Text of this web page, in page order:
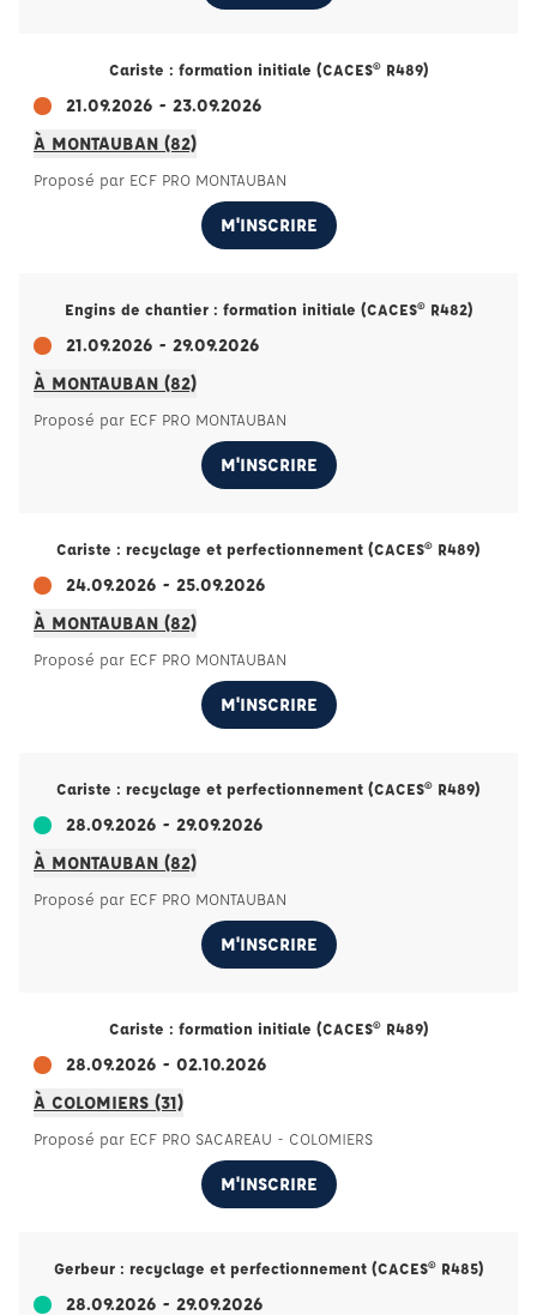
Cariste : formation initiale (CACES® R489)
21.09.2026 - 23.09.2026
À MONTAUBAN (82)
Proposé par ECF PRO MONTAUBAN
M'INSCRIRE
Engins de chantier : formation initiale (CACES® R482)
21.09.2026 - 29.09.2026
À MONTAUBAN (82)
Proposé par ECF PRO MONTAUBAN
M'INSCRIRE
Cariste : recyclage et perfectionnement (CACES® R489)
24.09.2026 - 25.09.2026
À MONTAUBAN (82)
Proposé par ECF PRO MONTAUBAN
M'INSCRIRE
Cariste : recyclage et perfectionnement (CACES® R489)
28.09.2026 - 29.09.2026
À MONTAUBAN (82)
Proposé par ECF PRO MONTAUBAN
M'INSCRIRE
Cariste : formation initiale (CACES® R489)
28.09.2026 - 02.10.2026
À COLOMIERS (31)
Proposé par ECF PRO SACAREAU - COLOMIERS
M'INSCRIRE
Gerbeur : recyclage et perfectionnement (CACES® R485)
28.09.2026 - 29.09.2026